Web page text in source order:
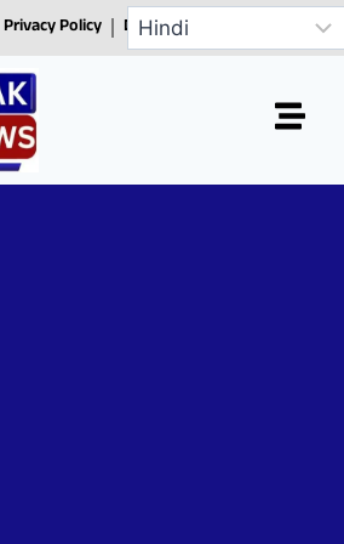
Privacy Policy Disclaimer